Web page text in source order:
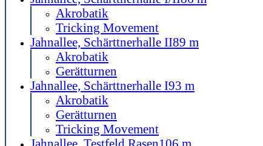
Akrobatik
Tricking Movement
Jahnallee, Schärttnerhalle II89 m
Akrobatik
Gerätturnen
Jahnallee, Schärttnerhalle I93 m
Akrobatik
Gerätturnen
Tricking Movement